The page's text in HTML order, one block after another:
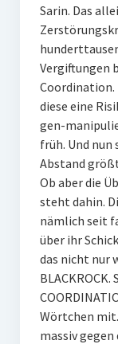
Sarin. Das
Vergiftungen
Coordination.
diese eine
gen-
früh. Und
Abstand
Ob aber die
steht dahin.
nämlich seit
über ihr
das nicht nur
Wörtchen
massiv